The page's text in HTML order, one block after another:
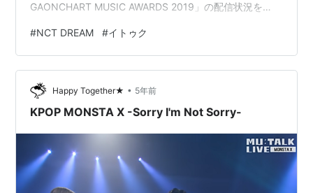
GAONCHART MUSIC AWARDS 2019」の配信状況を
作品数無料期間配信状況U-NEXTユーネクスト25万以上
31日間見放題 Amazonプライムビデオ6.5万以上30日間
なしdTVディーティービー12万以上31日間なしAbemaプ
レミアム1.5万以上2週間あり※この中で「9th GAON…
#NCT DREAM #イトゥク
Happy Together★ • 5年前
KPOP MONSTA X -Sorry I'm Not Sorry-